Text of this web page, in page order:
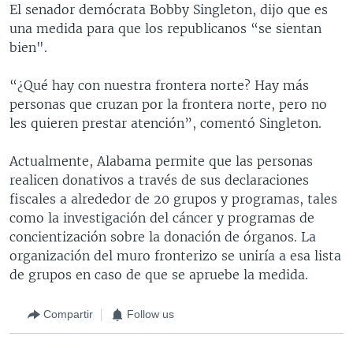
El senador demócrata Bobby Singleton, dijo que es
una medida para que los republicanos “se sientan
bien".
“¿Qué hay con nuestra frontera norte? Hay más
personas que cruzan por la frontera norte, pero no
les quieren prestar atención”, comentó Singleton.
Actualmente, Alabama permite que las personas
realicen donativos a través de sus declaraciones
fiscales a alrededor de 20 grupos y programas, tales
como la investigación del cáncer y programas de
concientización sobre la donación de órganos. La
organización del muro fronterizo se uniría a esa lista
de grupos en caso de que se apruebe la medida.
Compartir Follow us